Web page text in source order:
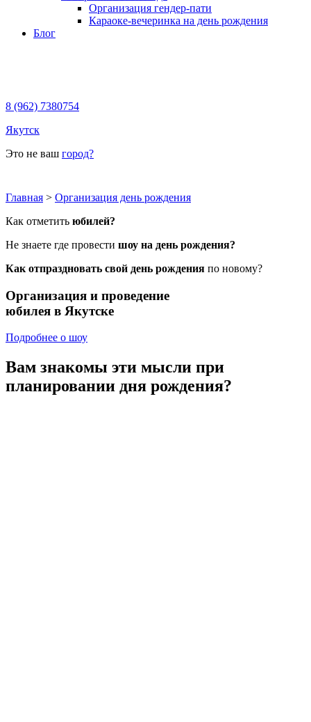
Организация гендер-пати
Караоке-вечеринка на день рождения
Блог
8 (962) 7380754
Якутск
Это не ваш город?
Главная > Организация день рождения
Как отметить юбилей?
Не знаете где провести шоу на день рождения?
Как отпраздновать свой день рождения по новому?
Организация и проведение
юбилея в Якутске
Подробнее о шоу
Вам знакомы эти мысли при
планировании дня рождения?